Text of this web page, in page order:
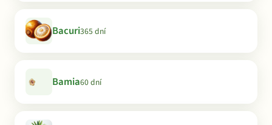
Bacuri365 dní
Bamia60 dní